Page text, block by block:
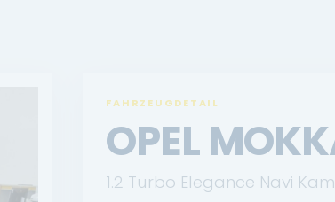
FAHRZEUGDETAIL
OPEL
1.2 Turbo Elegance Navi